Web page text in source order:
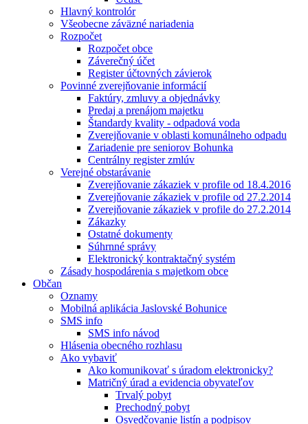
Hlavný kontrolór
Všeobecne záväzné nariadenia
Rozpočet
Rozpočet obce
Záverečný účet
Register účtovných závierok
Povinné zverejňovanie informácií
Faktúry, zmluvy a objednávky
Predaj a prenájom majetku
Štandardy kvality - odpadová voda
Zverejňovanie v oblasti komunálneho odpadu
Zariadenie pre seniorov Bohunka
Centrálny register zmlúv
Verejné obstarávanie
Zverejňovanie zákaziek v profile od 18.4.2016
Zverejňovanie zákaziek v profile od 27.2.2014
Zverejňovanie zákaziek v profile do 27.2.2014
Zákazky
Ostatné dokumenty
Súhrnné správy
Elektronický kontraktačný systém
Zásady hospodárenia s majetkom obce
Občan
Oznamy
Mobilná aplikácia Jaslovské Bohunice
SMS info
SMS info návod
Hlásenia obecného rozhlasu
Ako vybaviť
Ako komunikovať s úradom elektronicky?
Matričný úrad a evidencia obyvateľov
Trvalý pobyt
Prechodný pobyt
Osvedčovanie listín a podpisov